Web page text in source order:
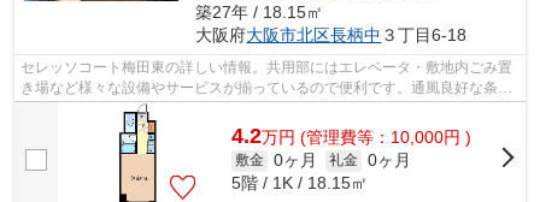
築27年 / 18.15㎡
大阪府大阪市北区長柄中 ３丁目6-18
セレッソコート梅田東の詳しい情報。共用部にはエレベータ・敷地内ごみ置
き場など様々な設備やサービスが揃っているので便利です。通風良好な条件
は健康面でも大切です。そんな観点か...
4.2万円 (管理費等：10,000円 )
敷金 0ヶ月 礼金 0ヶ月
5階 / 1K / 18.15㎡